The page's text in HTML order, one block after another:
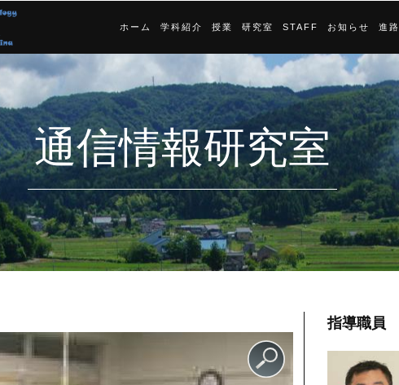
ホーム 学科紹介 授業 研究室 STAFF お知らせ 進路
通信情報研究室
指導職員